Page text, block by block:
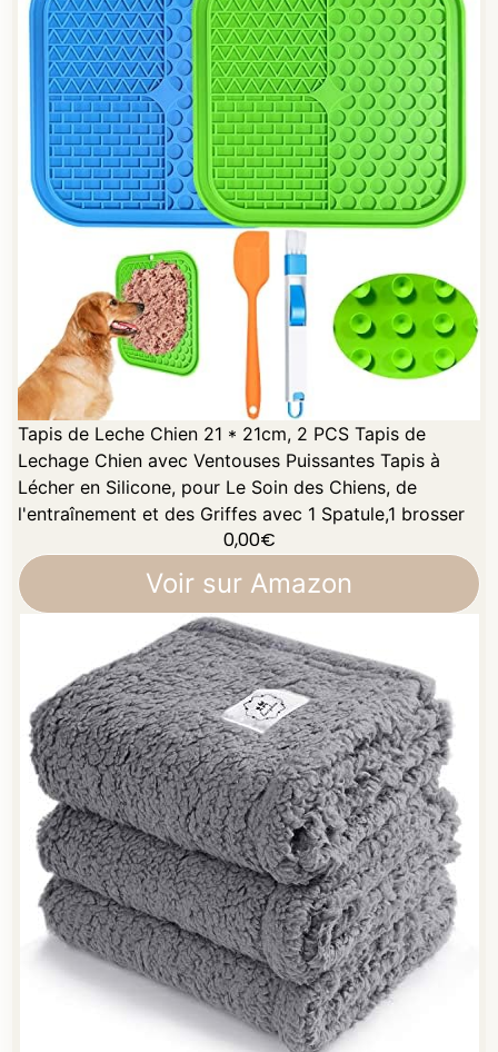
Tapis de Leche Chien 21 * 21cm, 2 PCS Tapis de
Lechage Chien avec Ventouses Puissantes Tapis à
Lécher en Silicone, pour Le Soin des Chiens, de
l'entraînement et des Griffes avec 1 Spatule,1 brosser
0,00€
Voir sur Amazon